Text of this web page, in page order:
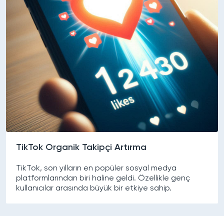
TikTok Organik Takipçi Artırma
TikTok, son yılların en popüler sosyal medya
platformlarından biri haline geldi. Özellikle genç
kullanıcılar arasında büyük bir etkiye sahip.